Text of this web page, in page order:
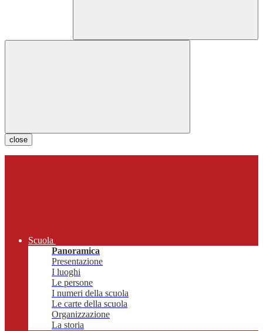
close
Scuola
Panoramica
Presentazione
I luoghi
Le persone
I numeri della scuola
Le carte della scuola
Organizzazione
La storia